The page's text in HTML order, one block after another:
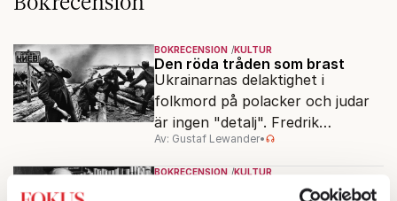
BOKRECENSION KULTUR
Den röda tråden som brast
Ukrainarnas delaktighet i
folkmord på polacker och judar
är ingen "detalj". Fredrik
Segerfeldts iver att skildra den
ryska imperialismen leder till en
förenklad bild av historien.
Av: Gustaf Lewander•
BOKRECENSION KULTUR
Vilket inflytande har Per